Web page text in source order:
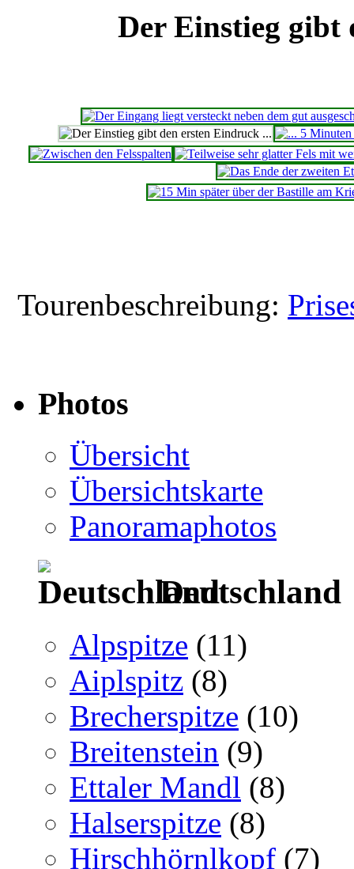
Der Einstieg gibt
Tourenbeschreibung:
Photos
Übersicht
Übersichtskarte
Panoramaphotos
Deutschland
Alpspitze (11)
Aiplspitz (8)
Brecherspitze (10)
Breitenstein (9)
Ettaler Mandl (8)
Halserspitze (8)
Hirschhörnlkopf (7)